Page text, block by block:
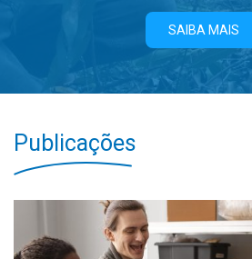
SAIBA MAIS
Publicações